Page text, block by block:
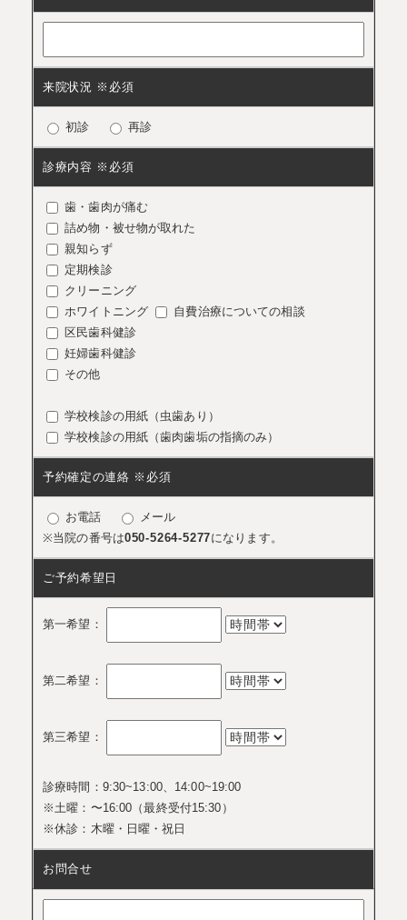
来院状況 ※必須
初診 再診
診療内容 ※必須
歯・歯肉が痛む
詰め物・被せ物が取れた
親知らず
定期検診
クリーニング
ホワイトニング
自費治療についての相談
区民歯科健診
妊婦歯科健診
その他
学校検診の用紙（虫歯あり）
学校検診の用紙（歯肉歯垢の指摘のみ）
予約確定の連絡 ※必須
お電話
メール
※当院の番号は050-5264-5277になります。
ご予約希望日
第一希望：
第二希望：
第三希望：
診療時間：9:30~13:00、14:00~19:00
※土曜：〜16:00（最終受付15:30）
※休診：木曜・日曜・祝日
お問合せ